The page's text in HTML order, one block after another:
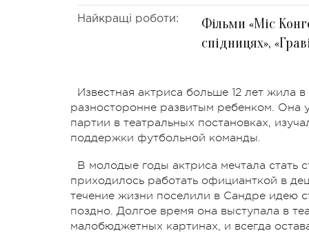
Найкращі роботи:
Фільми «Міс
спідницях»,
Известная актриса больше 12 лет жила
разносторонне развитым ребенком. Она
партии в театральных постановках,
поддержки футбольной команды.
В молодые годы актриса мечтала
приходилось работать официанткой в
течение жизни поселили в Сандре идею
поздно. Долгое время она выступала в
малобюджетных картинах, и всегда